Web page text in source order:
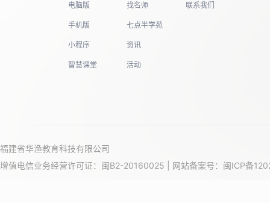
电脑版
手机版
小程序
智慧课堂
找名师
七点半学苑
资讯
活动
联系我们
福建省华渔教育科技有限公司
增值电信业务经营许可证：闽B2-20160025 | 网站备案号： 闽ICP备